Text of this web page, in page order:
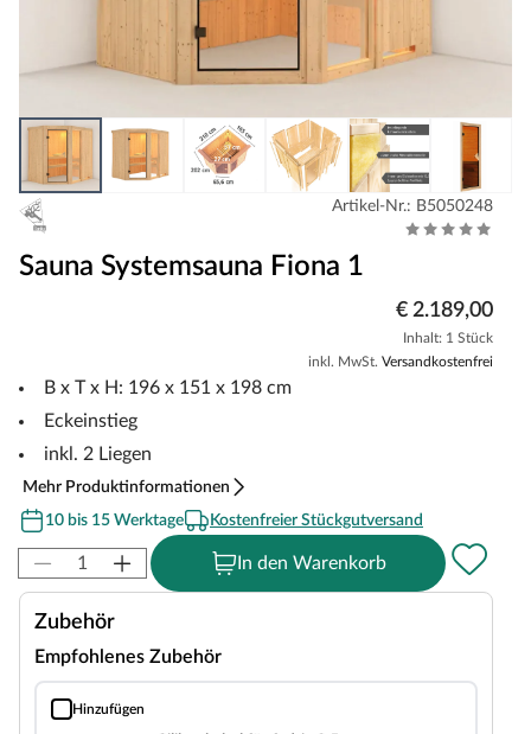
Artikel-Nr.: B5050248
Sauna Systemsauna Fiona 1
€ 2.189,00
Inhalt: 1 Stück
inkl. MwSt. Versandkostenfrei
B x T x H: 196 x 151 x 198 cm
Eckeinstieg
inkl. 2 Liegen
Mehr Produktinformationen
10 bis 15 Werktage
Kostenfreier Stückgutversand
In den Warenkorb
Zubehör
Empfohlenes Zubehör
Hinzufügen
Silikonkabel fünfadrig 2,5 mm